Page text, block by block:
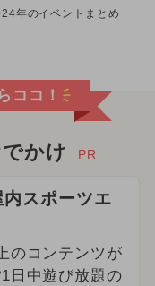
年のイベントまとめ
ココ！
かけ PR
スポーツエ
のコンテンツが
日中遊び放題の